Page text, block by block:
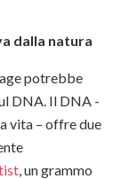
dalla natura
potrebbe
DNA. Il DNA -
vita – offre due
, un grammo